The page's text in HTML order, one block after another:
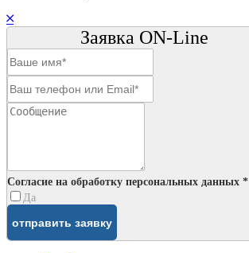
Заявка ON-Line
Согласие на обработку персональных данных *
Да